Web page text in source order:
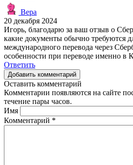
Вера
20 декабря 2024
Игорь, благодарю за ваш отзыв о
какие документы обычно требуются
международного перевода через
особенности при переводе именно в
Ответить
Добавить комментарий
Оставить комментарий
Комментарии появляются на сайте
течение пары часов.
Имя
Комментарий *